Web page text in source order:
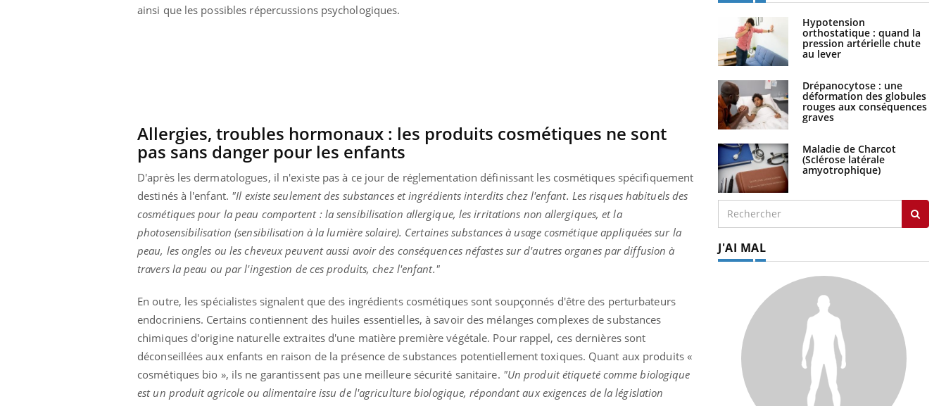
ainsi que les possibles répercussions psychologiques.
Allergies, troubles hormonaux : les produits cosmétiques ne sont
pas sans danger pour les enfants
D'après les dermatologues, il n'existe pas à ce jour de réglementation définissant les cosmétiques spécifiquement
destinés à l'enfant. "Il existe seulement des substances et ingrédients interdits chez l'enfant. Les risques habituels des
cosmétiques pour la peau comportent : la sensibilisation allergique, les irritations non allergiques, et la
photosensibilisation (sensibilisation à la lumière solaire). Certaines substances à usage cosmétique appliquées sur la
peau, les ongles ou les cheveux peuvent aussi avoir des conséquences néfastes sur d'autres organes par diffusion à
travers la peau ou par l'ingestion de ces produits, chez l'enfant."
En outre, les spécialistes signalent que des ingrédients cosmétiques sont soupçonnés d'être des perturbateurs
endocriniens. Certains contiennent des huiles essentielles, à savoir des mélanges complexes de substances
chimiques d'origine naturelle extraites d'une matière première végétale. Pour rappel, ces dernières sont
déconseillées aux enfants en raison de la présence de substances potentiellement toxiques. Quant aux produits «
cosmétiques bio », ils ne garantissent pas une meilleure sécurité sanitaire. "Un produit étiqueté comme biologique
est un produit agricole ou alimentaire issu de l'agriculture biologique, répondant aux exigences de la législation
Hypotension
orthostatique : quand la
pression artérielle chute
au lever
Drépanocytose : une
déformation des globules
rouges aux conséquences
graves
Maladie de Charcot
(Sclérose latérale
amyotrophique)
J'AI MAL